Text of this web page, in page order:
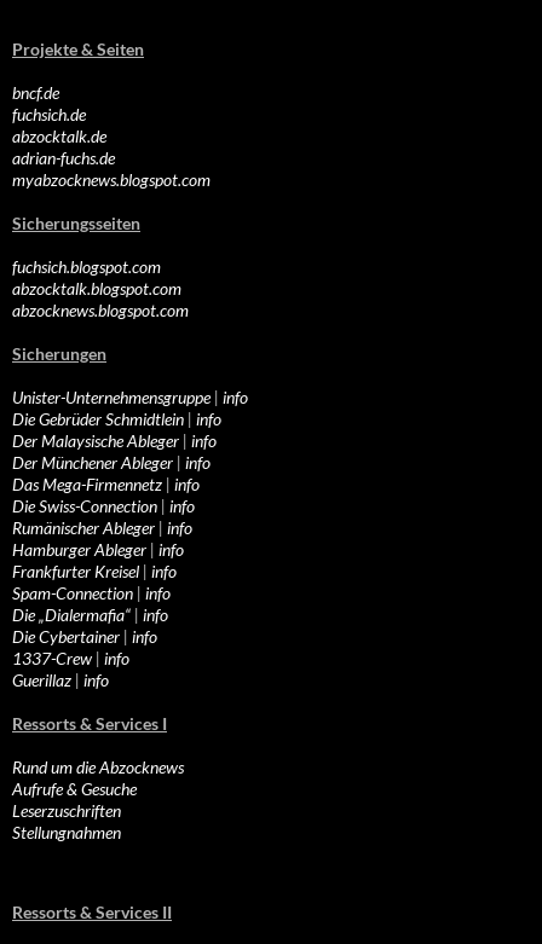
Projekte & Seiten
bncf.de
fuchsich.de
abzocktalk.de
adrian-fuchs.de
myabzocknews.blogspot.com
Sicherungsseiten
fuchsich.blogspot.com
abzocktalk.blogspot.com
abzocknews.blogspot.com
Sicherungen
Unister-Unternehmensgruppe| info
Die Gebrüder Schmidtlein | info
Der Malaysische Ableger | info
Der Münchener Ableger | info
Das Mega-Firmennetz | info
Die Swiss-Connection | info
Rumänischer Ableger | info
Hamburger Ableger | info
Frankfurter Kreisel | info
Spam-Connection | info
Die „Dialermafia“ | info
Die Cybertainer | info
1337-Crew | info
Guerillaz | info
Ressorts & Services I
Rund um die Abzocknews
Aufrufe & Gesuche
Leserzuschriften
Stellungnahmen
Ressorts & Services II